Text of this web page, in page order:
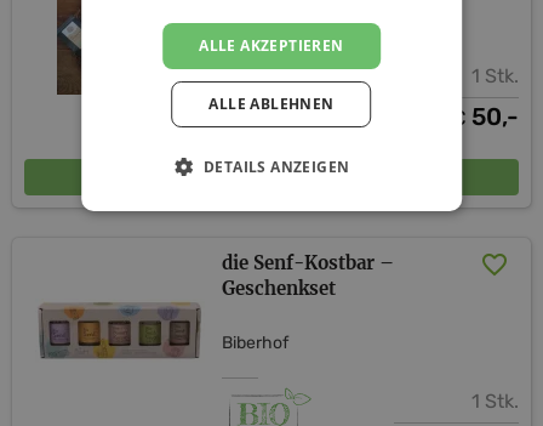
1 Stk.
€ 50,-
In den Warenkorb
die Senf-Kostbar –
Geschenkset
Biberhof
1 Stk.
ALLE AKZEPTIEREN
ALLE ABLEHNEN
DETAILS ANZEIGEN